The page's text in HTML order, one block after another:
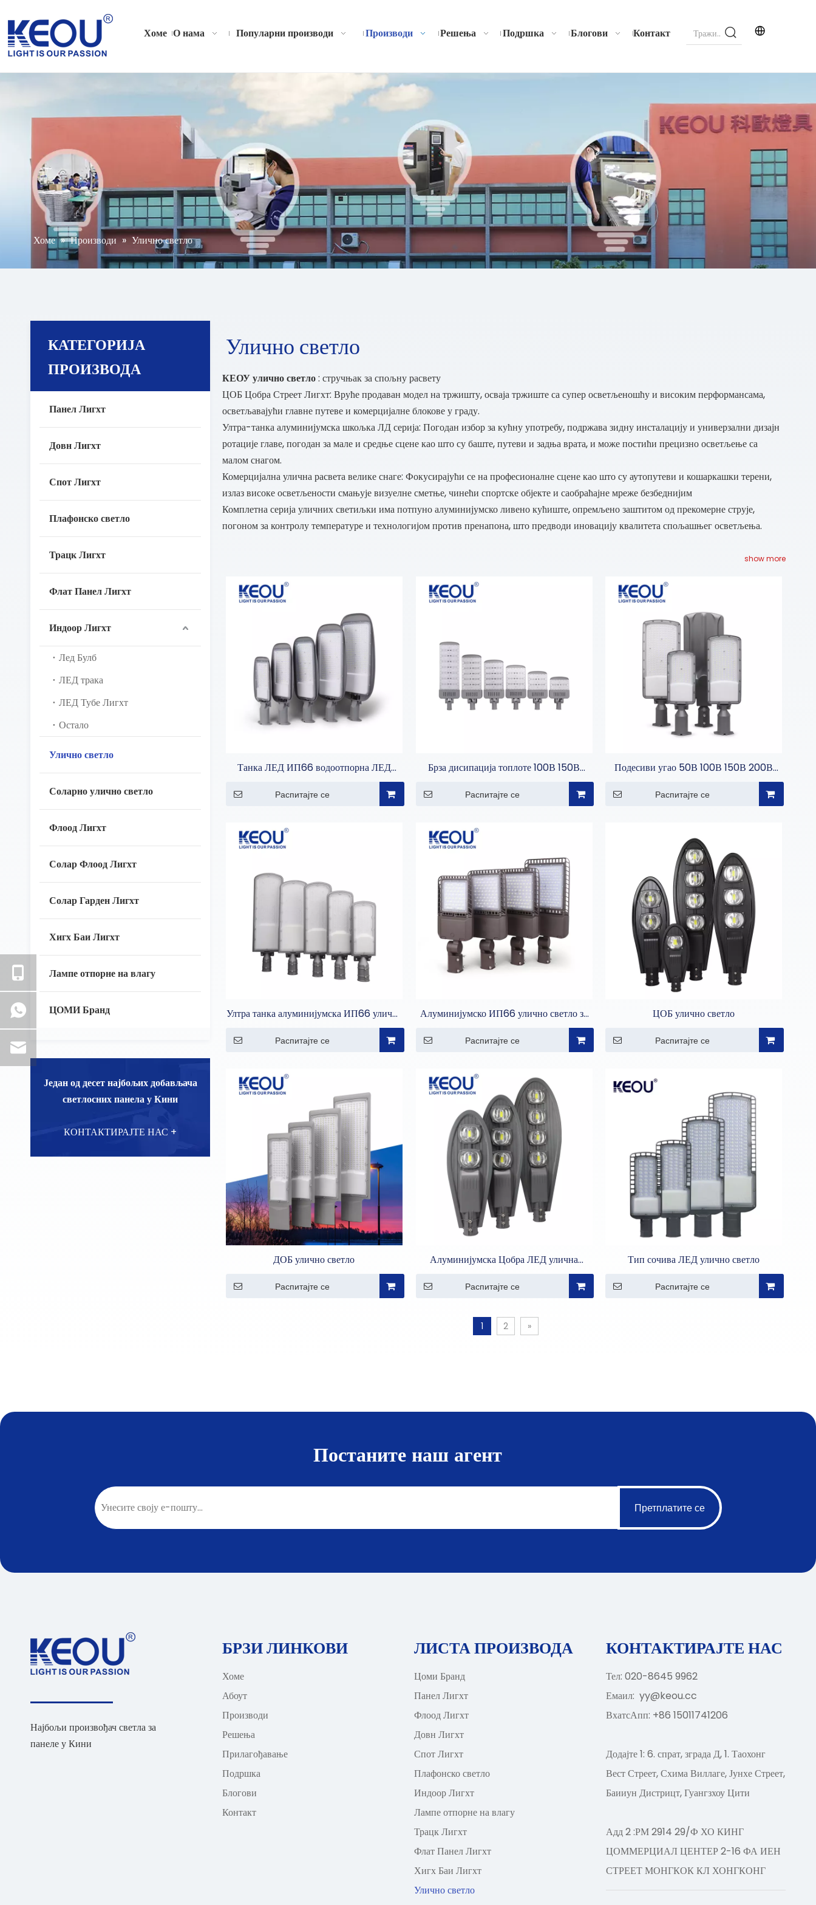
Хоме О нама Популарни производи Производи Решења Подршка Блогови Контакт
Хоме » Производи » Улично светло
КАТЕГОРИЈА
ПРОИЗВОДА
Панел Лигхт
Довн Лигхт
Спот Лигхт
Плафонско светло
Трацк Лигхт
Флат Панел Лигхт
Индоор Лигхт
Лед Булб
ЛЕД трака
ЛЕД Тубе Лигхт
Остало
Улично светло
Соларно улично светло
Флоод Лигхт
Солар Флоод Лигхт
Солар Гарден Лигхт
Хигх Баи Лигхт
Лампе отпорне на влагу
ЦОМИ Бранд
Један од десет најбољих добављача
светлосних панела у Кини
КОНТАКТИРАЈТЕ НАС +
Улично светло
КЕОУ улично светло: стручњак за спољну расвету
ЦОБ Цобра Стреет Лигхт: Вруће продаван модел на тржишту, осваја тржиште са супер осветљеношћу и високим перформансама,
осветљавајући главне путеве и комерцијалне блокове у граду.
Ултра-танка алуминијумска шкољка ЛД серија: Погодан избор за кућну употребу, подржава зидну инсталацију и универзални дизајн
ротације главе, погодан за мале и средње сцене као што су баште, путеви и задња врата, и може постићи прецизно осветљење са
малом снагом.
Комерцијална улична расвета велике снаге: Фокусирајући се на професионалне сцене као што су аутопутеви и кошаркашки терени,
излаз високе осветљености смањује визуелне сметње, чинећи спортске објекте и саобраћајне мреже безбеднијим
Комплетна серија уличних светиљки има потпуно алуминијумско ливено кућиште, опремљено заштитом од прекомерне струје,
погоном за контролу температуре и технологијом против пренапона, што предводи иновацију квалитета спољашњег осветљења.
show more
Танка ЛЕД ИП66 водоотпорна ЛЕД
Распитајте се
Брза дисипација топлоте 100В 150В
200В 250В 300В 400В улично светло
Распитајте се
Подесиви угао 50В 100В 150В 200В
Распитајте се
Ултра танка алуминијумска ИП66 улична
Распитајте се
Алуминијумско ИП66 улично светло за
Распитајте се
ЦОБ улично светло
Распитајте се
ДОБ улично светло
Распитајте се
Алуминијумска Цобра ЛЕД улична
светла од ливеног под притиском
Распитајте се
Тип сочива ЛЕД улично светло
Распитајте се
1 2 »
Постаните наш агент
Претплатите се
Најбољи произвођач светла за
панеле у Кини
БРЗИ ЛИНКОВИ
Хоме
Абоут
Производи
Решења
Прилагођавање
Подршка
Блогови
Контакт
ЛИСТА ПРОИЗВОДА
Цоми Бранд
Панел Лигхт
Флоод Лигхт
Довн Лигхт
Спот Лигхт
Плафонско светло
Индоор Лигхт
Лампе отпорне на влагу
Трацк Лигхт
Флат Панел Лигхт
Хигх Баи Лигхт
Улично светло
КОНТАКТИРАЈТЕ НАС
Тел: 020-8645 9962
Емаил: yy@keou.cc
ВхатсАпп: +86 15011741206
Додајте 1: 6. спрат, зграда Д, 1. Таохонг
Вест Стреет, Схима Виллаге, Јунхе Стреет,
Баииун Дистрицт, Гуангзхоу Цити
Адд 2 :РМ 2914 29/Ф ХО КИНГ
ЦОММЕРЦИАЛ ЦЕНТЕР 2-16 ФА ИЕН
СТРЕЕТ МОНГКОК КЛ ХОНГКОНГ